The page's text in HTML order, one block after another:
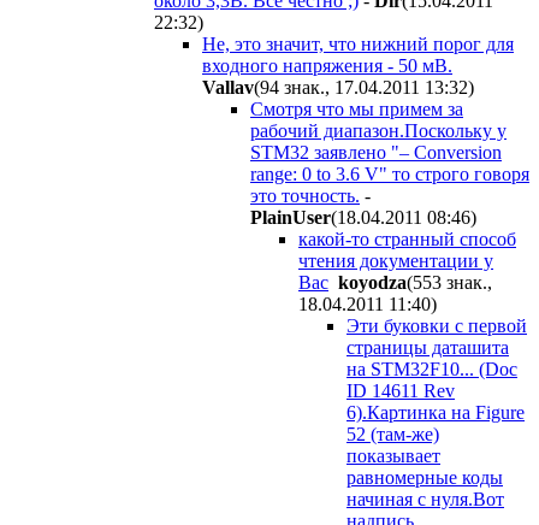
22:32)
Не, это значит, что нижний порог для
входного напряжения - 50 мВ.
Vallav(94 знак., 17.04.2011 13:32)
Смотря что мы примем за
рабочий диапазон.Поскольку у
STM32 заявлено "– Conversion
range: 0 to 3.6 V" то строго говоря
это точность. -
PlainUser(18.04.2011 08:46)
какой-то странный способ
чтения документации у
Вас koyodza(553 знак.,
18.04.2011 11:40)
Эти буковки с первой
страницы даташита
на STM32F10... (Doc
ID 14611 Rev
6).Картинка на Figure
52 (там-же)
показывает
равномерные коды
начиная с нуля.Вот
надпись